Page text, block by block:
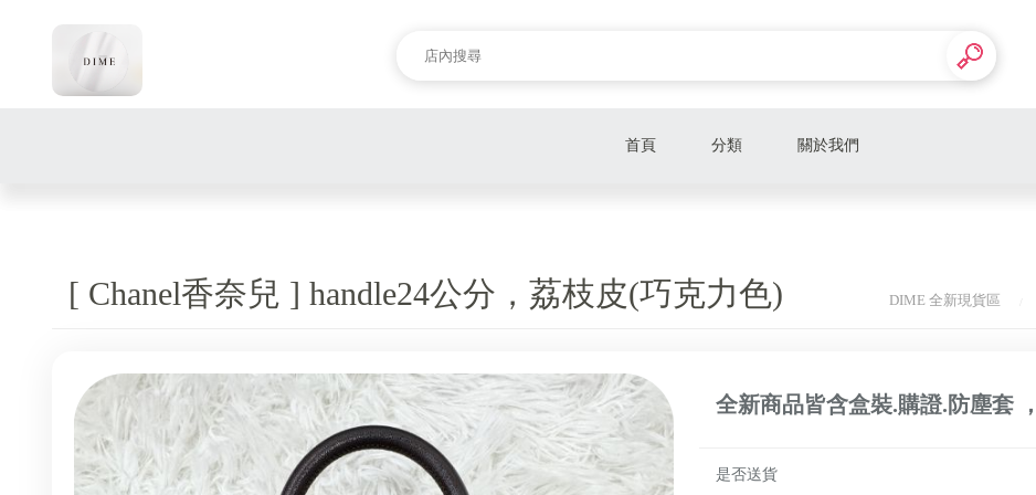
首頁 分類 關於我們
DIME 全新現貨區
[ Chanel香奈兒 ] handle24公分，荔枝皮(巧克力色)
全新商品皆含盒裝.購證.防塵套
是否送貨